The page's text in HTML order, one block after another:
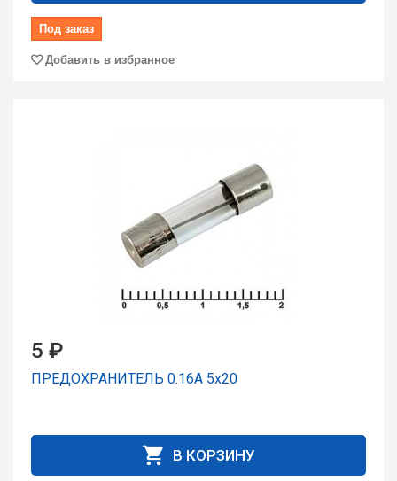
Под заказ
Добавить в избранное
5 ₽
ПРЕДОХРАНИТЕЛЬ 0.16A 5x20
В КОРЗИНУ